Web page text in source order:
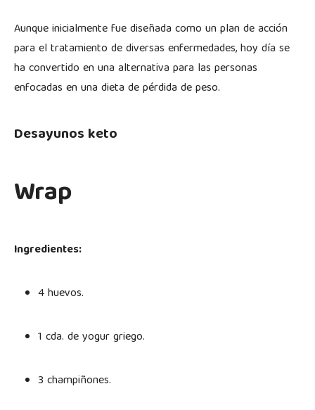
Aunque inicialmente fue diseñada como un plan de acción
para el tratamiento de diversas enfermedades, hoy día se
ha convertido en una alternativa para las personas
enfocadas en una dieta de pérdida de peso.
Desayunos keto
Wrap
Ingredientes:
4 huevos.
1 cda. de yogur griego.
3 champiñones.